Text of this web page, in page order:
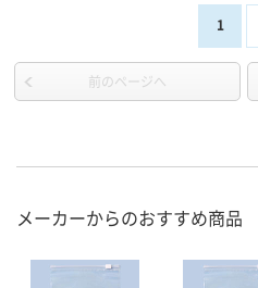
1
前のページへ
メーカーからのおすすめ商品